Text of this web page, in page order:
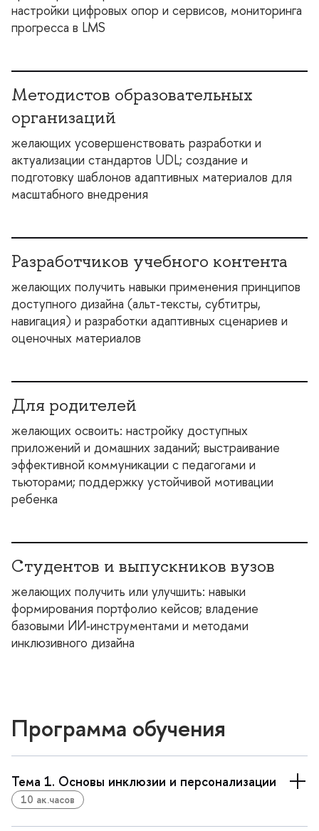
настройки цифровых опор и сервисов, мониторинга
прогресса в LMS
Методистов образовательных
организаций
желающих усовершенствовать разработки и
актуализации стандартов UDL; создание и
подготовку шаблонов адаптивных материалов для
масштабного внедрения
Разработчиков учебного контента
желающих получить навыки применения принципо
доступного дизайна (альт‑тексты, субтитры,
навигация) и разработки адаптивных сценариев и
оценочных материало
Для родителей
желающих освоить: настройку доступных
приложений и домашних заданий; выстраивание
эффективной коммуникации с педагогами и
тьюторами; поддержку устойчивой мотивации
ребенка
Студентов и выпускников вузо
желающих получить или улучшить: навыки
формирования портфолио кейсов; владение
азовыми ИИ‑инструментами и методами
инклюзивного дизайна
Программа обучения
Тема 1. Основы инклюзии и персонализации
10 ак.часо